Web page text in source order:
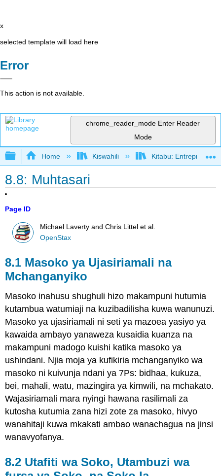
x
selected template will load here
Error
This action is not available.
chrome_reader_mode Enter Reader
Mode
Expand/collapse global hierarchy
Home Kiswahili Kitabu:
8.8: Muhtasari
Page ID
Michael Laverty and Chris Littel et al.
OpenStax
8.1 Masoko ya Ujasiriamali na
Mchanganyiko
Masoko inahusu shughuli hizo makampuni hutumia
kutambua watumiaji na kuzibadilisha kuwa wanunuzi.
Masoko ya ujasiriamali ni seti ya mazoea yasiyo ya
kawaida ambayo yanaweza kusaidia kuanza na
makampuni madogo kuishi katika masoko ya
ushindani. Njia moja ya kufikiria mchanganyiko wa
masoko ni kuivunja ndani ya 7Ps: bidhaa, kukuza,
bei, mahali, watu, mazingira ya kimwili, na mchakato.
Wajasiriamali mara nyingi hawana rasilimali za
kutosha kutumia zana hizi zote za masoko, hivyo
wanahitaji kuwa mkakati ambao wanachagua na jinsi
wanavyofanya.
8.2 Utafiti wa Soko, Utambuzi wa